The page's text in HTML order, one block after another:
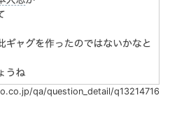
qa/question_detail/q13214716